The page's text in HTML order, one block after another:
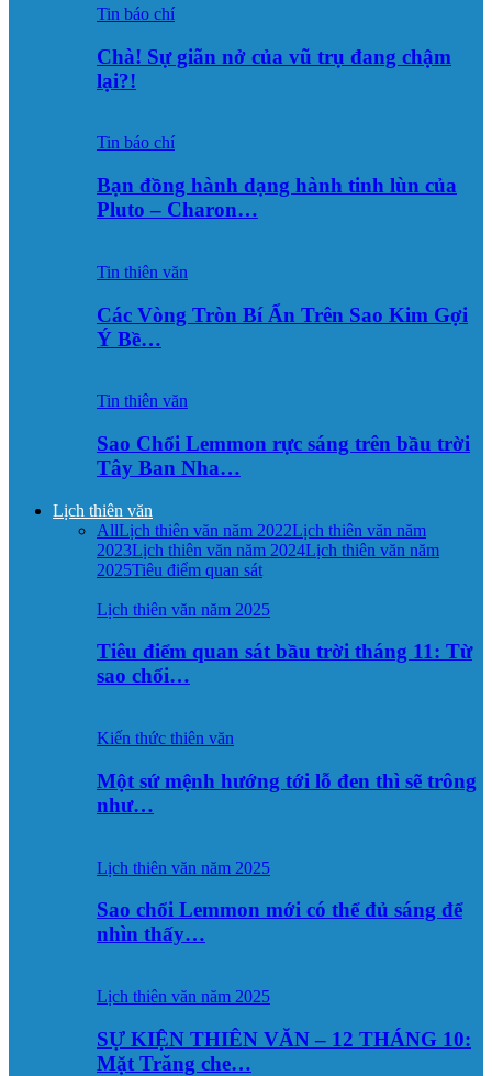
Tin báo chí
Chà! Sự giãn nở của vũ trụ đang chậm
lại?!
Tin báo chí
Bạn đồng hành dạng hành tinh lùn của
Pluto – Charon…
Tin thiên văn
Các Vòng Tròn Bí Ẩn Trên Sao Kim Gợi
Ý Bề…
Tin thiên văn
Sao Chổi Lemmon rực sáng trên bầu trời
Tây Ban Nha…
Lịch thiên văn
AllLịch thiên văn năm 2022Lịch thiên văn năm
2023Lịch thiên văn năm 2024Lịch thiên văn năm
2025Tiêu điểm quan sát
Lịch thiên văn năm 2025
Tiêu điểm quan sát bầu trời tháng 11: Từ
sao chổi…
Kiến thức thiên văn
Một sứ mệnh hướng tới lỗ đen thì sẽ trông
như…
Lịch thiên văn năm 2025
Sao chổi Lemmon mới có thể đủ sáng để
nhìn thấy…
Lịch thiên văn năm 2025
SỰ KIỆN THIÊN VĂN – 12 THÁNG 10:
Mặt Trăng che…